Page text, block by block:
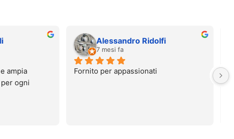
ampia
ogni
Alessandro Ridolfi
7 mesi fa
Fornito per appassionati